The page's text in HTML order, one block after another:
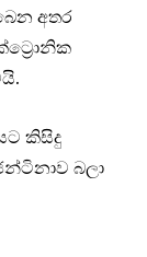
අතර
කිසිදු
බලා